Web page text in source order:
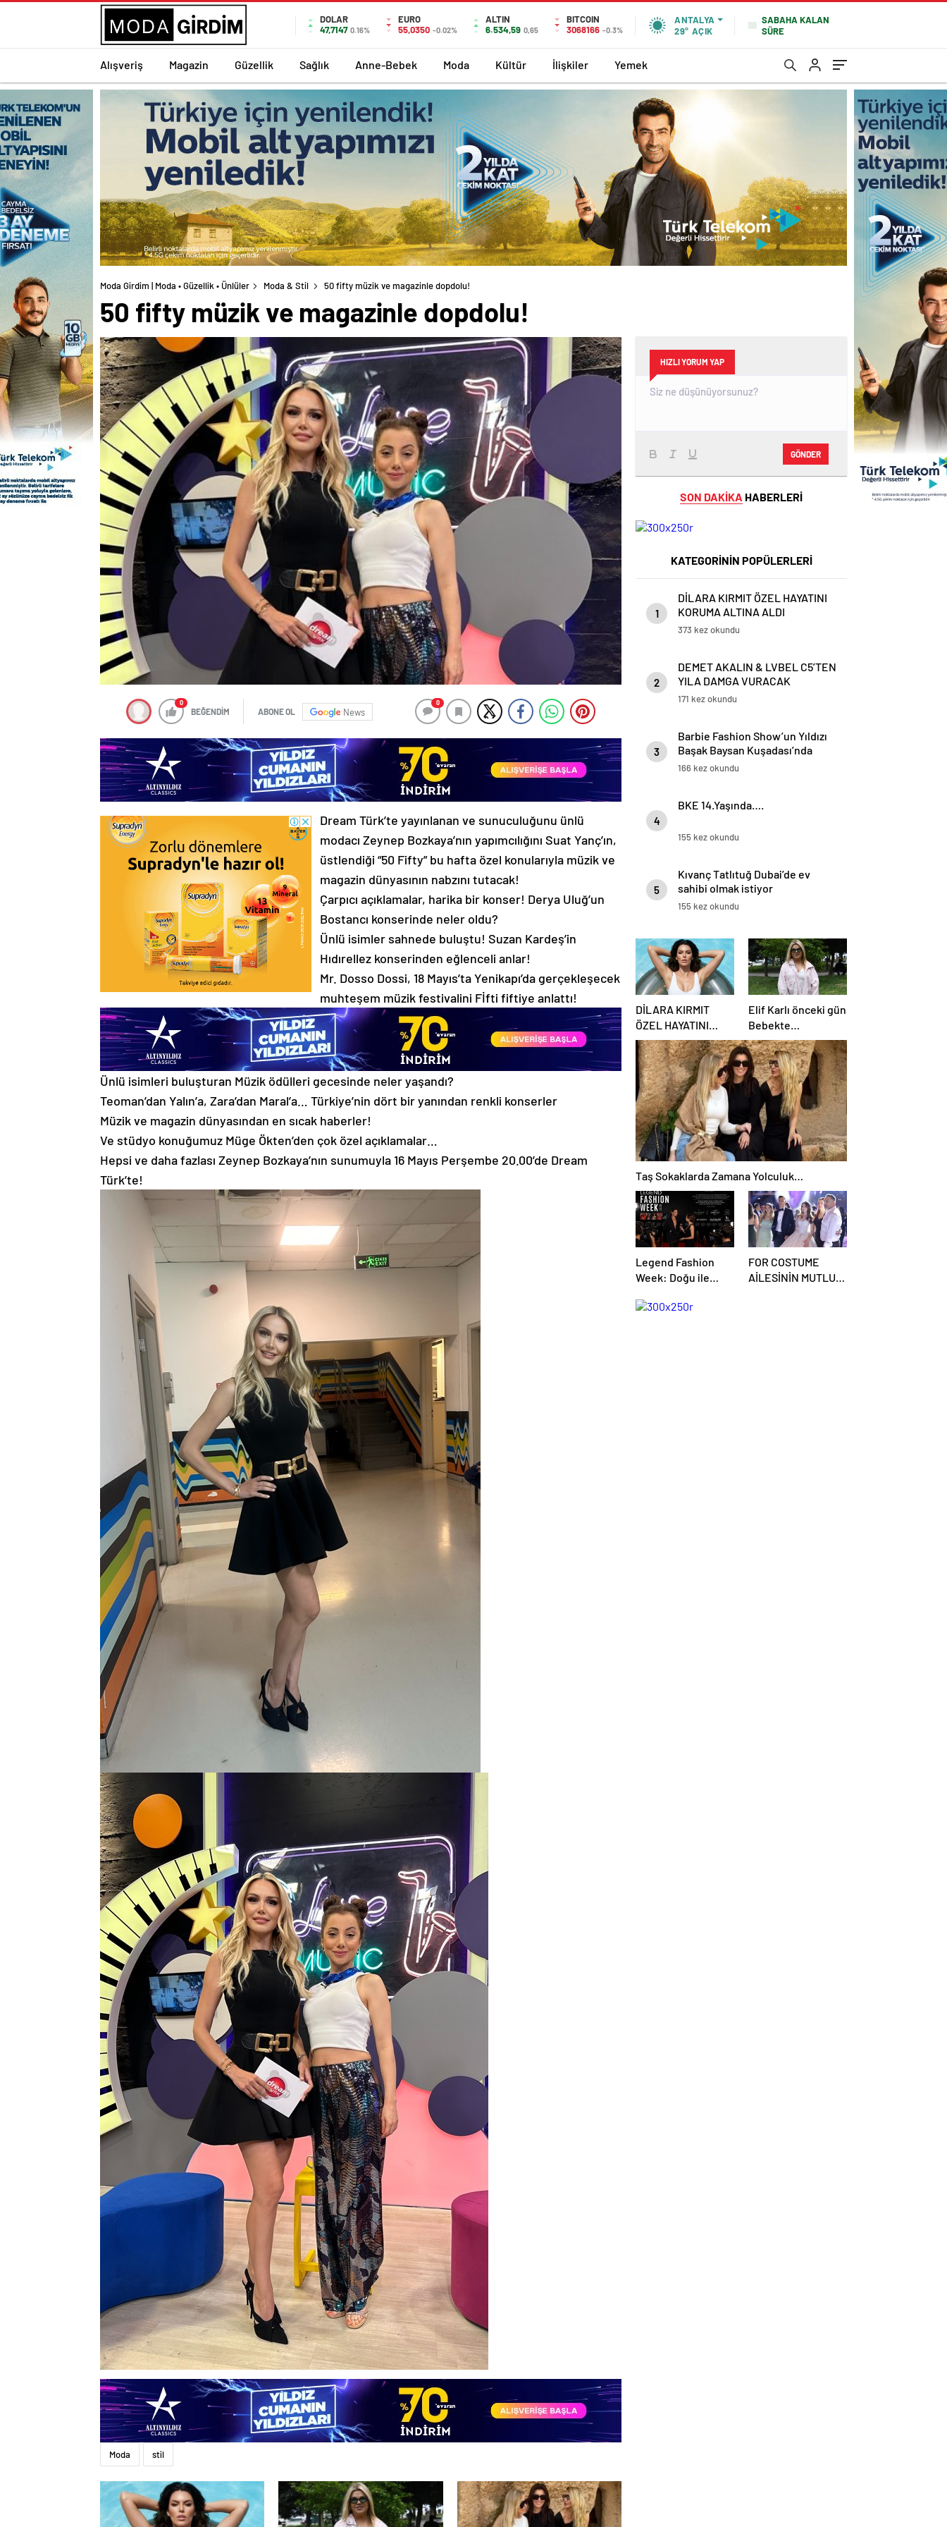
DOLAR
47,7147 0.16%
EURO
55,0350 -0.02%
ALTIN
6.534,59 0,65
BITCOIN
3068166 -0.3%
ANTALYA
29° AÇIK
SABAHA KALAN
SÜRE
Alışveriş Magazin Güzellik Sağlık Anne-Bebek Moda Kültür İlişkiler Yemek
Moda Girdim | Moda • Güzellik • Ünlüler Moda & Stil 50 fifty müzik ve magazinle dopdolu!
50 fifty müzik ve magazinle dopdolu!
0
BEĞENDİM ABONE OL News
0
Dream Türk’te yayınlanan ve sunuculuğunu ünlü
modacı Zeynep Bozkaya’nın yapımcılığını Suat Yanç’ın,
üstlendiği “50 Fifty” bu hafta özel konularıyla müzik ve
magazin dünyasının nabzını tutacak!
Çarpıcı açıklamalar, harika bir konser! Derya Uluğ’un
Bostancı konserinde neler oldu?
Ünlü isimler sahnede buluştu! Suzan Kardeş’in
Hıdırellez konserinden eğlenceli anlar!
Mr. Dosso Dossi, 18 Mayıs’ta Yenikapı’da gerçekleşecek
muhteşem müzik festivalini Fİfti fiftiye anlattı!
Ünlü isimleri buluşturan Müzik ödülleri gecesinde neler yaşandı?
Teoman’dan Yalın’a, Zara’dan Maral’a… Türkiye’nin dört bir yanından renkli konserler
Müzik ve magazin dünyasından en sıcak haberler!
Ve stüdyo konuğumuz Müge Ökten’den çok özel açıklamalar…
Hepsi ve daha fazlası Zeynep Bozkaya’nın sunumuyla 16 Mayıs Perşembe 20.00’de Dream
Türk’te!
Moda stil
HIZLI YORUM YAP
GÖNDER
SON DAKİKA HABERLERİ
KATEGORİNİN POPÜLERLERİ
1
DİLARA KIRMIT ÖZEL HAYATINI
KORUMA ALTINA ALDI
373 kez okundu
2
DEMET AKALIN & LVBEL C5’TEN
YILA DAMGA VURACAK
SÜRPRİZ!
171 kez okundu
3
Barbie Fashion Show’un Yıldızı
Başak Baysan Kuşadası’nda
Parladı
166 kez okundu
4
BKE 14.Yaşında….
155 kez okundu
5
Kıvanç Tatlıtuğ Dubai’de ev
sahibi olmak istiyor
155 kez okundu
DİLARA KIRMIT
ÖZEL HAYATINI
KORUMA ALTINA
ALDI
Elif Karlı önceki gün
Bebekte
görüntülendi.
Taş Sokaklarda Zamana Yolculuk…
Legend Fashion
Week: Doğu ile
Uluslararası Moda
FOR COSTUME
AİLESİNİN MUTLU